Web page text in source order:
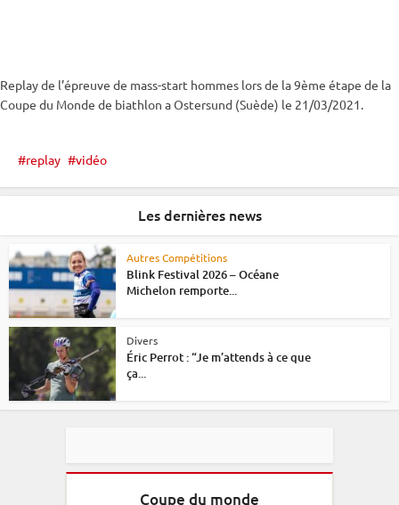
Replay de l’épreuve de mass-start hommes lors de la 9ème étape de la
Coupe du Monde de biathlon aOstersund (Suède) le 21/03/2021.
replay vidéo
Les dernières news
Autres Compétitions
Blink Festival 2026 – Océane
Michelon remporte...
Divers
Éric Perrot : “Je m’attends à ce que
ça...
Coupe du monde